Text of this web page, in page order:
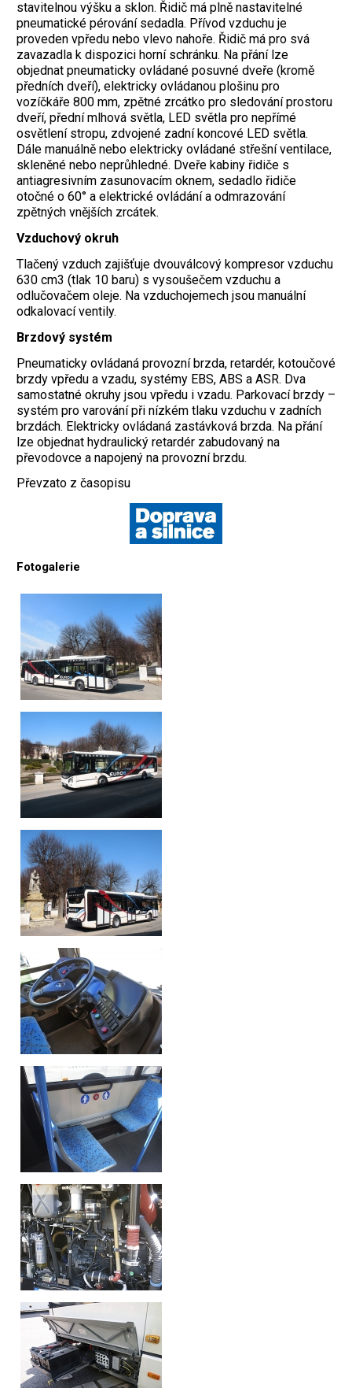
stavitelnou výšku a sklon. Řidič má plně nastavitelné
pneumatické pérování sedadla. Přívod vzduchu je
proveden vpředu nebo vlevo nahoře. Řidič má pro svá
zavazadla k dispozici horní schránku. Na přání lze
objednat pneumaticky ovládané posuvné dveře (kromě
předních dveří), elektricky ovládanou plošinu pro
vozíčkáře 800 mm, zpětné zrcátko pro sledování prostoru
dveří, přední mlhová světla, LED světla pro nepřímé
osvětlení stropu, zdvojené zadní koncové LED světla.
Dále manuálně nebo elektricky ovládané střešní ventilace,
skleněné nebo neprůhledné. Dveře kabiny řidiče s
antiagresivním zasunovacím oknem, sedadlo řidiče
otočné o 60° a elektrické ovládání a odmrazování
zpětných vnějších zrcátek.
Vzduchový okruh
Tlačený vzduch zajišťuje dvouválcový kompresor vzduchu
630 cm3 (tlak 10 baru) s vysoušečem vzduchu a
odlučovačem oleje. Na vzduchojemech jsou manuální
odkalovací ventily.
Brzdový systém
Pneumaticky ovládaná provozní brzda, retardér, kotoučové
brzdy vpředu a vzadu, systémy EBS, ABS a ASR. Dva
samostatné okruhy jsou vpředu i vzadu. Parkovací brzdy –
systém pro varování při nízkém tlaku vzduchu v zadních
brzdách. Elektricky ovládaná zastávková brzda. Na přání
lze objednat hydraulický retardér zabudovaný na
převodovce a napojený na provozní brzdu.
Převzato z časopisu
Fotogalerie